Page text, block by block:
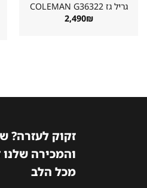
גריל גז ⁦COLEMAN G36322⁩
2,490₪
זקוק לעזרה?
והמכירה שלנו
מכל הלב